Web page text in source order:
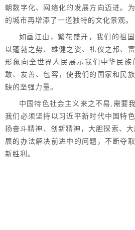
朝数字化、网络化的发展方向迈进。
的城市再增添了一道独特的文化景观。
如画江山，繁花盛开，我们的祖
以蓬勃之势、雄健之姿、礼仪之邦、
形象向全世界人民展示我们中华民族
敢、友善、包容，使我们的国家和民
缺的坚强力量。
中国特色社会主义来之不易,需要
我们必须坚持以习近平新时代中国特
扬奋斗精神、创新精神，大胆探索、
展的办法解决前进中的问题，不断夺
新胜利。
本文